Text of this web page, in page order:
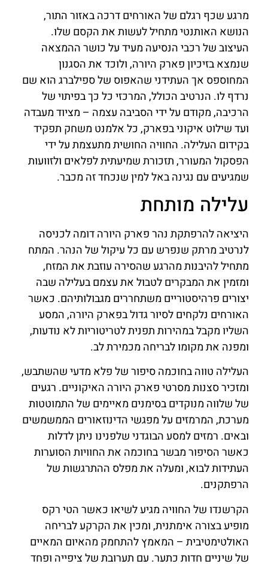
מרגע שכף רגלם של האורחים דרכה באזור התור,
הנושא האותנטי מתחיל לעשות את הקסם שלו.
העיצוב של רכבי הנסיעה מעיד על כושר ההמצאה
שנמצא בזיכיון פארק היורה, ולוכד את הסגנון
המחוספס אך העתידני שהאפוס של ספילברג הוא שם
נרדף לו. הנרטיב הכולל, המרכזי כל כך בפיתוי של
הרכיבה, מקודם על ידי הסביבה עצמה – מציוד מעבדה
ועד שילוט איקוני בפארק, כל אלמנט משחק תפקיד
בקידום העלילה. החוויה החושית מתעצמת על ידי
הפסקול המעורר, תזכורת שמיעתית לפלאים ולזוועות
שמגיעים עם נגינה באל למין שנכחד זה מכבר.
עלילה מותחת
היציאה להרפתקת נהר פארק היורה דומה לכניסה
לנרטיב מרתק שנפרש עם כל עיקול של הנהר. המתח
מתחיל להיבנות מהרגע שהסירה עוזבת את המזח,
ומזמין את המבקרים לטבול את עצמם בעלילה שבה
יצורים פרהיסטוריים משתחררים מגבולותיהם. כאשר
האורחים נלקחים לסיור גדול בפארק היורה, המסע
השליו מקבל במהירות תפנית לטריטוריות לא נודעות,
ומפנה את מקומו לבריחה מכמירת לב.
העלילה טווה בחוכמה סיפור של פלא מדעי שהשתבש,
ומזכיר סצנות מסרטי פארק היורה האיקוניים. רגעים
של שלווה מנוקדים בסימנים מאיימים של התמוטטות
מערכת, המרמזים על מפגשי הדינוזאורים הממשמשים
ובאים. רמזים למסע הבוגדני שלפנינו ניתן לדלות
כאשר הסיפור מבשר בחוכמה את החוויות הסוערות
העתידות לבוא, ומעלה את מפלס ההתרגשות של
הרפתקנים.
הקרשנדו של החוויה מגיע לשיאו כאשר הטי רקס
מופיע בצורה אימתנית, ומכין את הקרקע לבריחה
האולטימטיבית – המאמץ להתחמק מהאיום המאיים
של שיניים חדות כתער. עם תערובת של ציפייה ופחד